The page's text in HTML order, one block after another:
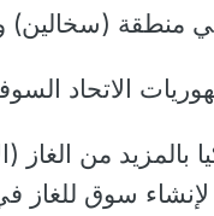
في منطقة
الاتحاد
بالمزيد من
سوق للغاز